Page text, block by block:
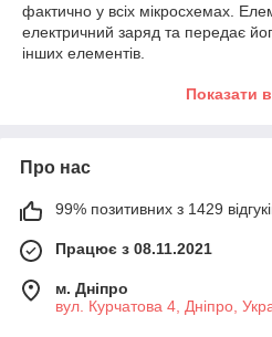
фактично у всіх мікросхемах.
електричний заряд та передає
інших елементів.
електродів пластинчастого типу,
Заряджаючи, елемент, споживає
повністю зникає. Після
живлення, конденсатор не
накопичену енергію іншим
Щоб купити
його
Показати
Про нас
99% позитивних з 1429
Працює з 08.11.2021
м. Дніпро
вул. Курчатова 4, Дніпро,